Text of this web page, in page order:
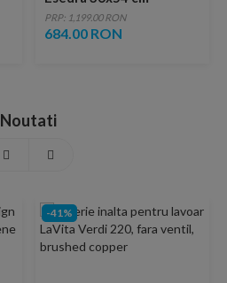
suspendat
PRP: 1,199.00 RON
684.00 RON
Noutati
-41%